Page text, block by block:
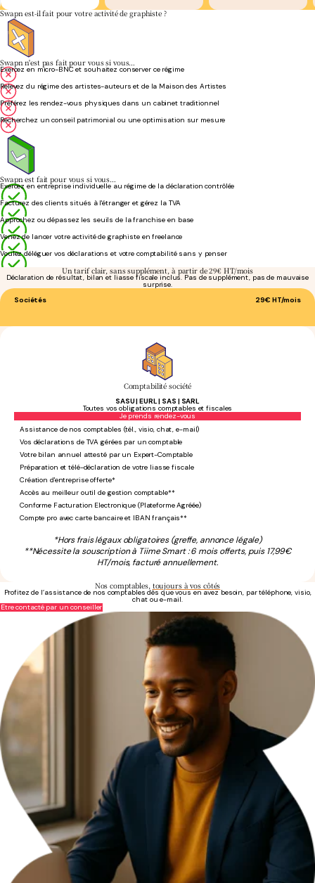
Swapn est-il fait pour votre activité de graphiste ?
Swapn n'est pas fait pour vous si vous…
Exercez en micro-BNC et souhaitez conserver ce régime
Relevez du régime des artistes-auteurs et de la Maison des Artistes
Préférez les rendez-vous physiques dans un cabinet traditionnel
Recherchez un conseil patrimonial ou une optimisation sur mesure
Swapn est fait pour vous si vous…
Exercez en entreprise individuelle au régime de la déclaration contrôlée
Facturez des clients situés à l'étranger et gérez la TVA
Approchez ou dépassez les seuils de la franchise en base
Venez de lancer votre activité de graphiste en freelance
Voulez déléguer vos déclarations et votre comptabilité sans y penser
Un tarif clair, sans supplément, à partir de 29€ HT/mois
Déclaration de résultat, bilan et liasse fiscale inclus. Pas de supplément, pas de mauvaise
surprise.
Sociétés
29€ HT/mois
Comptabilité société
SASU | EURL | SAS | SARL
Toutes vos obligations comptables et fiscales
Je prends rendez-vous
Sans engagement
Assistance de nos comptables (tél., visio, chat, e-mail)
Vos déclarations de TVA gérées par un comptable
Votre bilan annuel attesté par un Expert-Comptable
Préparation et télé-déclaration de votre liasse fiscale
Création d'entreprise offerte*
Accès au meilleur outil de gestion comptable**
Conforme Facturation Electronique (Plateforme Agréée)
Compte pro avec carte bancaire et IBAN français**
*Hors frais légaux obligatoires (greffe, annonce légale)
**Nécessite la souscription à Tiime Smart : 6 mois offerts, puis 17,99€
HT/mois, facturé annuellement.
Nos comptables, toujours à vos côtés
Profitez de l’assistance de nos comptables dès que vous en avez besoin, par téléphone, visio,
chat ou e-mail.
Être contacté par un conseiller